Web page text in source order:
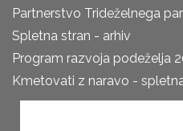
Partnerstvo Trideželnega
Spletna stran - arhiv
Program razvoja podeželja
Kmetovati z naravo -